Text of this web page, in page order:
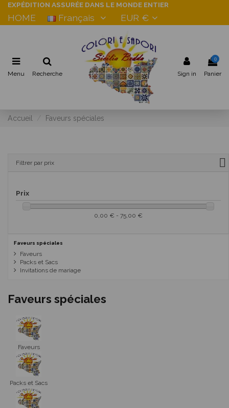
EXPÉDITION ASSURÉE DANS LE MONDE ENTIER
HOME Français EUR €
Menu Recherche Sign in
0
Panier
Accueil Faveurs spéciales
Faveurs spéciales
Faveurs
Packs et Sacs
Filtrer par prix
Prix
0,00 € - 75,00 €
Faveurs spéciales
Faveurs
Packs et Sacs
Invitations de mariage